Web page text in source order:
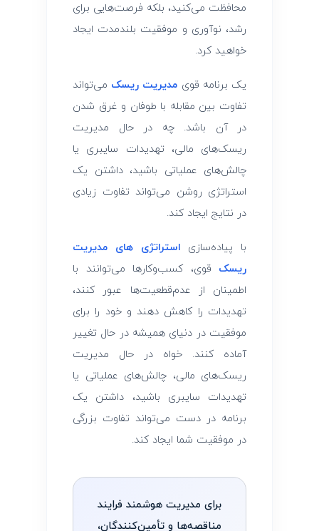
محافظت می‌کنید، بلکه فرصت‌هایی برای
رشد، نوآوری و موفقیت بلندمدت ایجاد
خواهید کرد.
یک برنامه قوی مدیریت ریسک می‌تواند
تفاوت بین مقابله با طوفان و غرق شدن
در آن باشد. چه در حال مدیریت
ریسک‌های مالی، تهدیدات سایبری یا
چالش‌های عملیاتی باشید، داشتن یک
استراتژی روشن می‌تواند تفاوت زیادی
در نتایج ایجاد کند.
با پیاده‌سازی استراتژی های مدیریت
ریسک قوی، کسب‌وکارها می‌توانند با
اطمینان از عدم‌قطعیت‌ها عبور کنند،
تهدیدات را کاهش دهند و خود را برای
موفقیت در دنیای همیشه در حال تغییر
آماده کنند. خواه در حال مدیریت
ریسک‌های مالی، چالش‌های عملیاتی یا
تهدیدات سایبری باشید، داشتن یک
برنامه در دست می‌تواند تفاوت بزرگی
در موفقیت شما ایجاد کند.
برای مدیریت هوشمند فرایند
مناقصه‌ها و تأمین‌کنندگان،